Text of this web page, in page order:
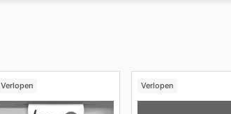
Verlopen Verlopen